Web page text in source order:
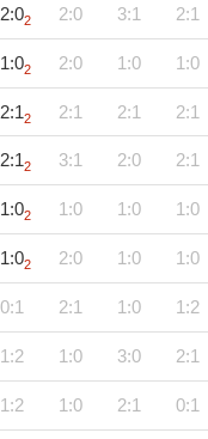
2:02 2:0 3:1 2:1
1:02 2:0 1:0 1:0
2:12 2:1 2:1 2:1
2:12 3:1 2:0 2:1
1:02 1:0 1:0 1:0
1:02 2:0 1:0 1:0
0:1 2:1 1:0 1:2
1:2 1:0 3:0 2:1
1:2 1:0 2:1 0:1